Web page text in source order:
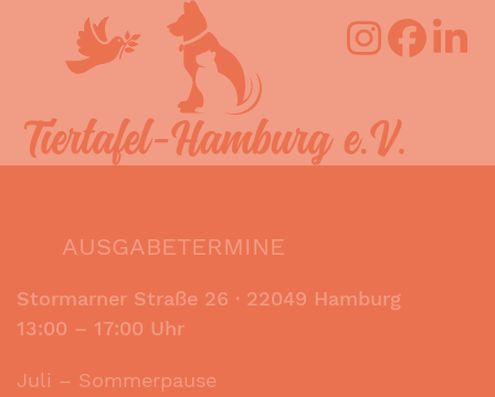
content
Open
mobile
Close
mobile
AUSGABETERMINE
Stormarner Straße 26 · 22049 Hamburg
13:00 – 17:00 Uhr
Juli – Sommerpause